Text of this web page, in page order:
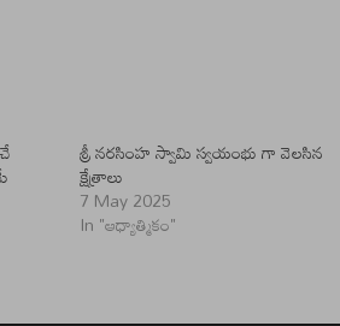
శ్రీ నరసింహ స్వామి స్వయంభు గా వెలసిన
క్షేత్రాలు
7 May 2025
In "ఆధ్యాత్మికం"